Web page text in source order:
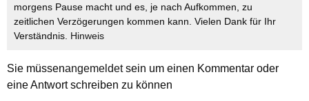
morgens Pause macht und es, je nach Aufkommen, zu
zeitlichen Verzögerungen kommen kann. Vielen Dank für Ihr
Verständnis. Hinweis
Sie müssenangemeldetsein um einen Kommentar oder
eine Antwort schreiben zu können